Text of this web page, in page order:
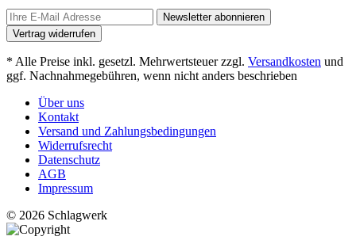
Newsletter abonnieren
Vertrag widerrufen
* Alle Preise inkl. gesetzl. Mehrwertsteuer zzgl. Versandkosten und
ggf. Nachnahmegebühren, wenn nicht anders beschrieben
Über uns
Kontakt
Versand und Zahlungsbedingungen
Widerrufsrecht
Datenschutz
AGB
Impressum
© 2026 Schlagwerk